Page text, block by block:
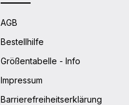
AGB
Bestellhilfe
Größentabelle - Info
Impressum
Barrierefreiheitserklärung